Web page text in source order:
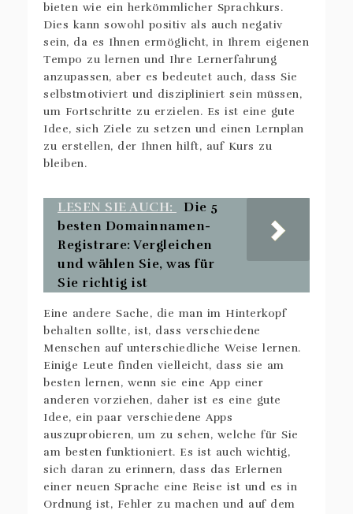
bieten wie ein herkömmlicher Sprachkurs.
Dies kann sowohl positiv als auch negativ
sein, da es Ihnen ermöglicht, in Ihrem eigenen
Tempo zu lernen und Ihre Lernerfahrung
anzupassen, aber es bedeutet auch, dass Sie
selbstmotiviert und diszipliniert sein müssen,
um Fortschritte zu erzielen. Es ist eine gute
Idee, sich Ziele zu setzen und einen Lernplan
zu erstellen, der Ihnen hilft, auf Kurs zu
bleiben.
LESEN SIE AUCH:
Die 5
besten Domainnamen-
Registrare: Vergleichen
und wählen Sie, was für
Sie richtig ist
Eine andere Sache, die man im Hinterkopf
behalten sollte, ist, dass verschiedene
Menschen auf unterschiedliche Weise lernen.
Einige Leute finden vielleicht, dass sie am
besten lernen, wenn sie eine App einer
anderen vorziehen, daher ist es eine gute
Idee, ein paar verschiedene Apps
auszuprobieren, um zu sehen, welche für Sie
am besten funktioniert. Es ist auch wichtig,
sich daran zu erinnern, dass das Erlernen
einer neuen Sprache eine Reise ist und es in
Ordnung ist, Fehler zu machen und auf dem